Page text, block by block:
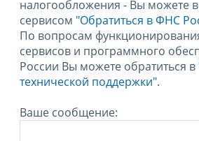
налогообложения - Вы можете
сервисом "Обратиться в ФНС
По вопросам
сервисов и программного
России Вы можете обратиться в
технической поддержки".
Ваше сообщение: